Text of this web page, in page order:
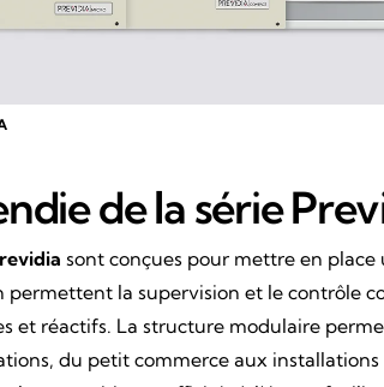
de la série
sont conçues pour mettre en
la supervision et le contrôle
et réactifs. La structure modulaire
du petit commerce aux